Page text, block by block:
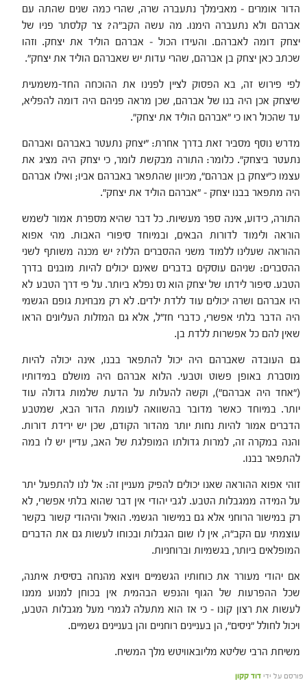
הדור אומרים – מאבימלך נתעברה שרה, שהרי כמה שנים שהתה עם
אברהם ולא נתעברה הימנו. מה עשה הקב"ה? צר קלסתר פניו של
יצחק דומה לאברהם. והעידו הכול – אברהם הוליד את יצחק. וזהו
שכתב כאן יצחק בן אברהם, שהרי עדות יש שאברהם הוליד את יצחק".
לפי פירוש זה, בא הפסוק לציין לפנינו את ההוכחה החד-משמעית
שיצחק אכן היה בנו של אברהם, שכן מראה פניהם היה דומה להפליא,
עד שהכול ראו כי "אברהם הוליד את יצחק".
מדרש נוסף מסביר זאת בדרך אחרת: "יצחק נתעטר באברהם ואברהם
נתעטר ביצחק". כלומר: התורה מבקשת לומר, כי יצחק היה מציג את
עצמו כ"יצחק בן אברהם", מכיוון שהתפאר באברהם אביו; ואילו אברהם
היה מתפאר בבנו יצחק – "אברהם הוליד את יצחק".
התורה, כידוע, אינה ספר מעשיות. כל דבר שהיא מספרת אמור לשמש
הוראה ולימוד לדורות הבאים, ובמיוחד סיפורי האבות. מהי אפוא
ההוראה שעלינו ללמוד משני ההסברים הללו? יש מכנה משותף לשני
ההסברים: שניהם עוסקים בדברים שאינם יכולים להיות מובנים בדרך
הטבע. סיפור לידתו של יצחק הוא נס נפלא ביותר. על פי דרך הטבע לא
היו אברהם ושרה יכולים עוד ללדת ילדים. לא רק מבחינת גופם הגשמי
היה הדבר בלתי אפשרי, כדברי חז"ל, אלא גם המזלות העליונים הראו
שאין להם כל אפשרות ללדת בן.
גם העובדה שאברהם היה יכול להתפאר בבנו, אינה יכולה להיות
מוסברת באופן פשוט וטבעי. הלוא אברהם היה מושלם במידותיו
("אחד היה אברהם"), וקשה להעלות על הדעת שלמות גדולה עוד
יותר. במיוחד כאשר מדובר בהשוואה לעומת הדור הבא, שמטבע
הדברים אמור להיות נחות יותר מהדור הקודם, שכן יש ירידת דורות.
והנה במקרה זה, למרות גדולתו המופלגת של האב, עדיין יש לו במה
להתפאר בבנו.
זוהי אפוא ההוראה שאנו יכולים להפיק מעניין זה: אל לנו להתפעל יתר
על המידה ממגבלות הטבע. לגבי יהודי אין דבר שהוא בלתי אפשרי, לא
רק במישור הרוחני אלא גם במישור הגשמי. הואיל והיהודי קשור בקשר
עוצמתי עם הקב"ה, אין לו שום הגבלות ובכוחו לעשות גם את הדברים
המופלאים ביותר, בגשמיות וברוחניות.
אם יהודי מעורר את כוחותיו הגשמיים ויוצא מהנחה בסיסית איתנה,
שכל ההפרעות של הגוף והנפש הבהמית אין בכוחן למנוע ממנו
לעשות את רצון קונו – כי אז הוא מתעלה לגמרי מעל מגבלות הטבע,
ויכול לחולל "ניסים", הן בעניינים רוחניים והן בעניינים גשמיים.
משיחת הרבי שליטא מליובאוויטש מלך המשיח.
פורסם על ידי דוד קקון